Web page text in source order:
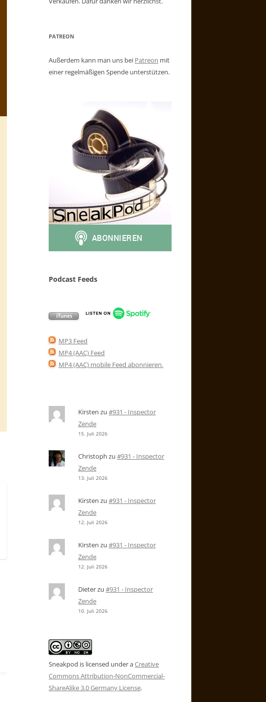
PATREON
Außerdem kann man uns bei Patreon mit
einer regelmäßigen Spende unterstützen.
Podcast Feeds
MP3 Feed
MP4 (AAC) Feed
MP4 (AAC) mobile Feed abonnieren.
Kirsten zu #931 - Inspector
Zende
15. Juli 2026
Christoph zu #931 - Inspector
Zende
13. Juli 2026
Kirsten zu #931 - Inspector
Zende
12. Juli 2026
Kirsten zu #931 - Inspector
Zende
12. Juli 2026
Dieterzu #931 - Inspector
Zende
10. Juli 2026
Sneakpod is licensed under aCreative
Commons Attribution-NonCommercial-
ShareAlike 3.0 Germany License.